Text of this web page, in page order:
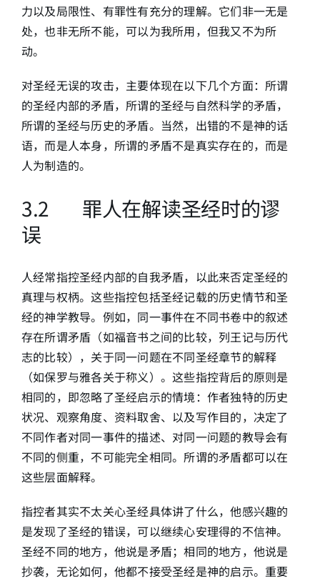
力以及局限性、有罪性有充分的理解。它们非一无是
处，也非无所不能，可以为我所用，但我又不为所
动。
对圣经无误的攻击，主要体现在以下几个方面：所谓
的圣经内部的矛盾，所谓的圣经与自然科学的矛盾，
所谓的圣经与历史的矛盾。当然，出错的不是神的话
语，而是人本身，所谓的矛盾不是真实存在的，而是
人为制造的。
3.2 罪人在解读圣经时的谬
误
人经常指控圣经内部的自我矛盾，以此来否定圣经的
真理与权柄。这些指控包括圣经记载的历史情节和圣
经的神学教导。例如，同一事件在不同书卷中的叙述
存在所谓矛盾（如福音书之间的比较，列王记与历代
志的比较），关于同一问题在不同圣经章节的解释
（如保罗与雅各关于称义）。这些指控背后的原则是
相同的，即忽略了圣经启示的情境：作者独特的历史
状况、观察角度、资料取舍、以及写作目的，决定了
不同作者对同一事件的描述、对同一问题的教导会有
不同的侧重，不可能完全相同。所谓的矛盾都可以在
这些层面解释。
指控者其实不太关心圣经具体讲了什么，他感兴趣的
是发现了圣经的错误，可以继续心安理得的不信神。
圣经不同的地方，他说是矛盾；相同的地方，他说是
抄袭，无论如何，他都不接受圣经是神的启示。重要